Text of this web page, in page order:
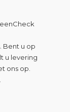
Bent u op
u levering
ons op.